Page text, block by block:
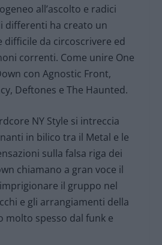
all’ascolto e radici
differenti ha creato un
difficile da circoscrivere ed
correnti. Come unire One
con Agnostic Front,
Deftones e The Haunted.
NY Style si intreccia
in bilico tra il Metal e le
sulla falsa riga dei
chiamano a gran voce il
il gruppo nel
e gli arrangiamenti della
molto spesso dal funk e